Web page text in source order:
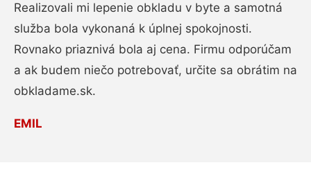
Realizovali mi lepenie obkladu v byte a samotná
služba bola vykonaná k úplnej spokojnosti.
Rovnako priaznivá bola aj cena. Firmu odporúčam
a ak budem niečo potrebovať, určite sa obrátim na
obkladame.sk.
EMIL